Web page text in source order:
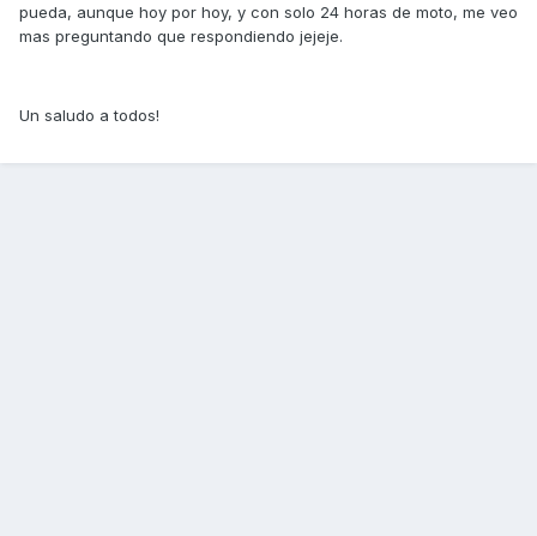
pueda, aunque hoy por hoy, y con solo 24 horas de moto, me veo
mas preguntando que respondiendo jejeje.
Un saludo a todos!